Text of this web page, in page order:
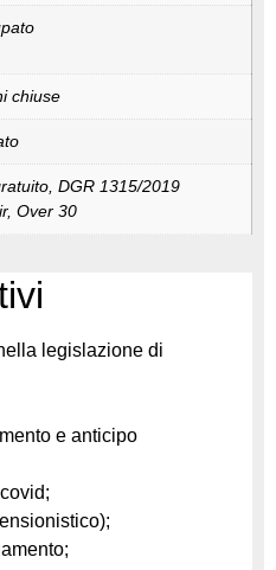
chiuse
DGR 1315/2019
Over 30
legislazione di
e anticipo